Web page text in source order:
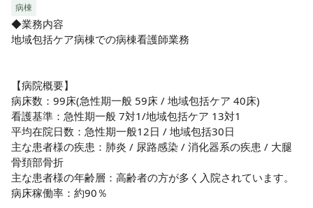
☆★おすすめポイント★☆
みなさん和やかにお仕事をしています。お互いを認め合い、
意見を受け入れ合える職場です♪「スタッフの声」からも《み
んなが優しい！》《転職の決め手は人間関係の良さ》など聞
かれています♪
❷仕事もプライベートも充実！
有給消化率ほぼ100％。連休を取得して旅行に行く方も◎お
休みが取りやすい環境です♪2013年9月からは電子カルテ(SSI)
病棟
◆業務内容
地域包括ケア病棟での病棟看護師業務
【病院概要】
病床数：99床(急性期一般 59床 / 地域包括ケア 40床)
看護基準：急性期一般 7対1/地域包括ケア 13対1
平均在院日数：急性期一般12日 / 地域包括30日
主な患者様の疾患：肺炎 / 尿路感染 / 消化器系の疾患 / 大腿
骨頚部骨折
主な患者様の年齢層：高齢者の方が多く入院されています。
病床稼働率：約90％